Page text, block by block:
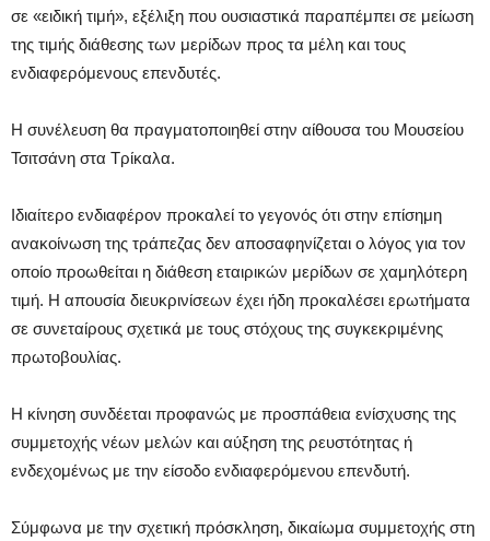
σε «ειδική τιμή», εξέλιξη που ουσιαστικά παραπέμπει σε μείωση
της τιμής διάθεσης των μερίδων προς τα μέλη και τους
ενδιαφερόμενους επενδυτές.
Η συνέλευση θα πραγματοποιηθεί στην αίθουσα του Μουσείου
Τσιτσάνη στα Τρίκαλα.
Ιδιαίτερο ενδιαφέρον προκαλεί το γεγονός ότι στην επίσημη
ανακοίνωση της τράπεζας δεν αποσαφηνίζεται ο λόγος για τον
οποίο προωθείται η διάθεση εταιρικών μερίδων σε χαμηλότερη
τιμή. Η απουσία διευκρινίσεων έχει ήδη προκαλέσει ερωτήματα
σε συνεταίρους σχετικά με τους στόχους της συγκεκριμένης
πρωτοβουλίας.
Η κίνηση συνδέεται προφανώς με προσπάθεια ενίσχυσης της
συμμετοχής νέων μελών και αύξηση της ρευστότητας ή
ενδεχομένως με την είσοδο ενδιαφερόμενου επενδυτή.
Σύμφωνα με την σχετική πρόσκληση, δικαίωμα συμμετοχής στη